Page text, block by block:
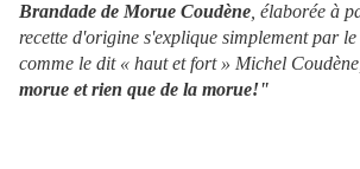
Brandade de Morue Coudène , élaborée à
recette d'origine s'explique simplement par
comme le dit « haut et fort » Michel
morue et rien que de la morue!"